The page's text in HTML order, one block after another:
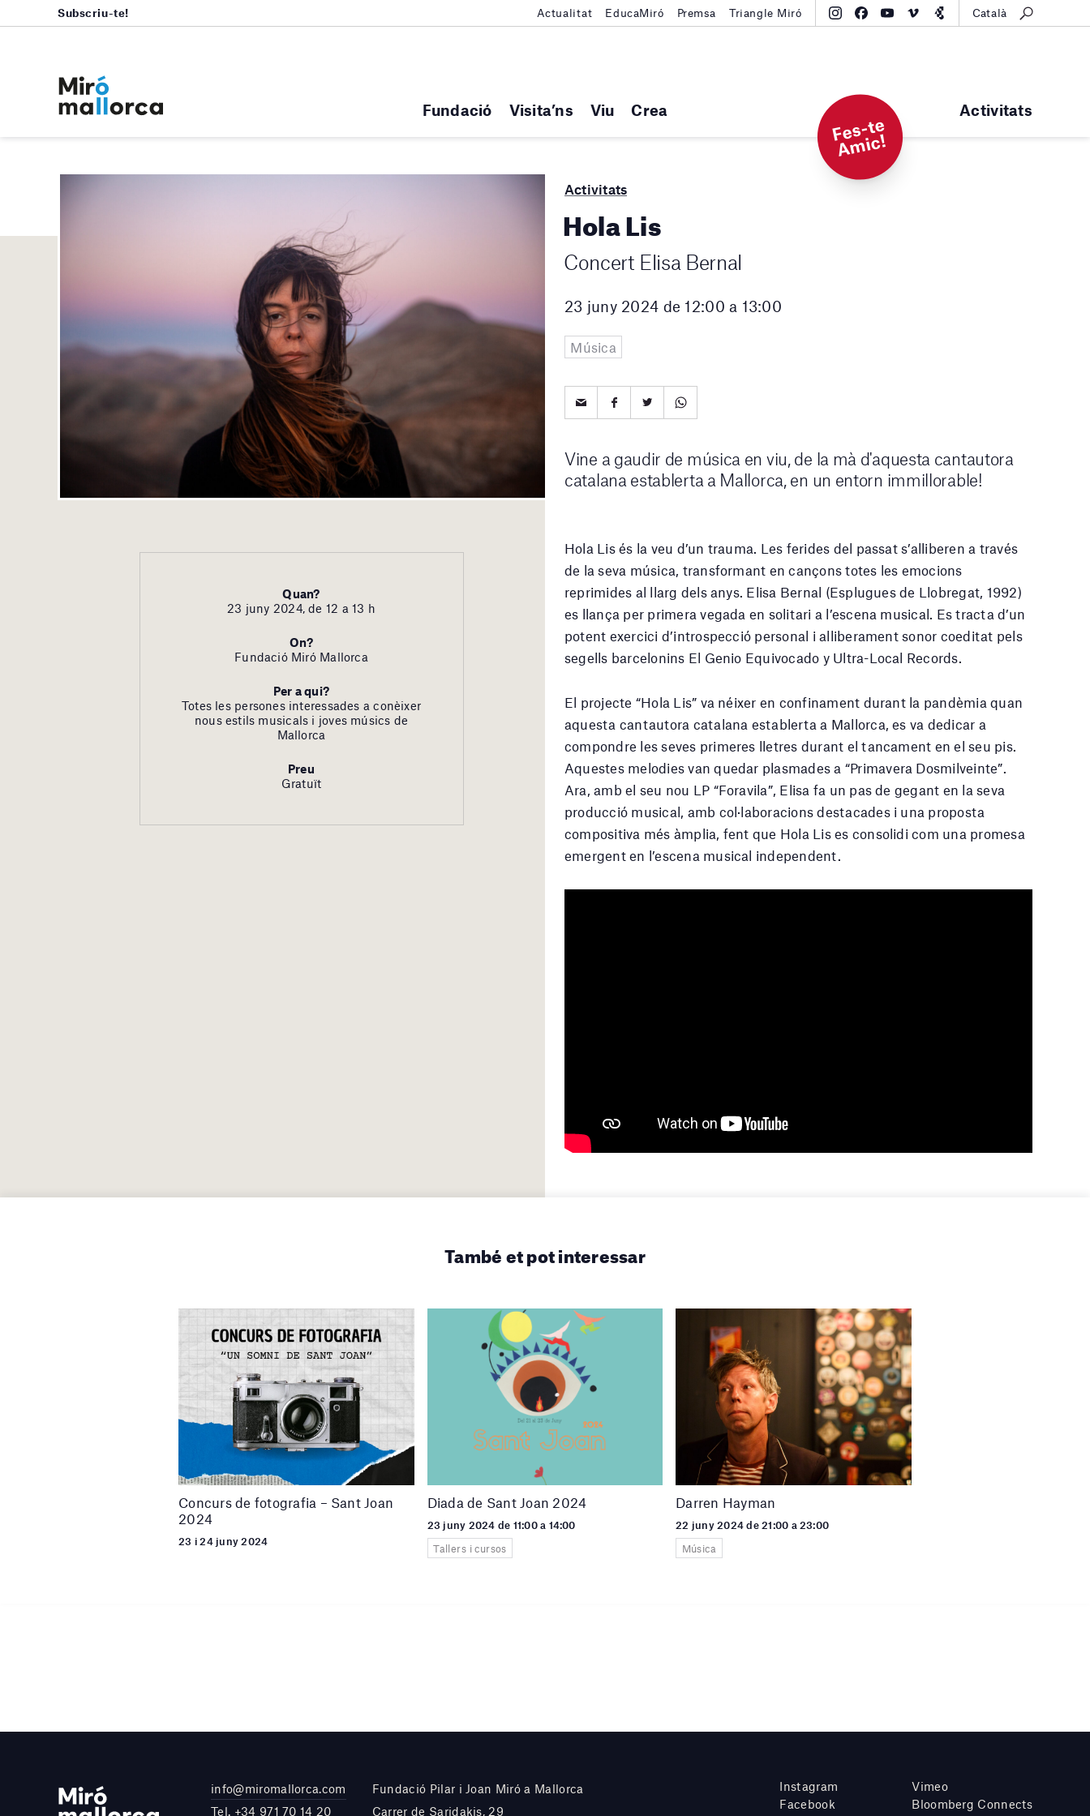
Fundació Visita’ns Viu Crea Activitats
Subscriu-te! Actualitat EducaMiró Premsa Triangle Miró Català
F
e
s-t
e
A
mi
c!
Quan?
23 juny 2024, de 12 a 13 h
On?
Fundació Miró Mallorca
Per a qui?
Totes les persones interessades a conèixer
nous estils musicals i joves músics de
Mallorca
Preu
Gratuït
Activitats
Hola Lis
Concert Elisa Bernal
23 juny 2024 de 12:00 a 13:00
Música
Vine a gaudir de música en viu, de la mà d'aquesta cantautora
catalana establerta a Mallorca, en un entorn immillorable!
Hola Lis és la veu d’un trauma. Les ferides del passat s’alliberen a través
de la seva música, transformant en cançons totes les emocions
reprimides al llarg dels anys. Elisa Bernal (Esplugues de Llobregat, 1992)
es llança per primera vegada en solitari a l’escena musical. Es tracta d’un
potent exercici d’introspecció personal i alliberament sonor coeditat pels
segells barcelonins El Genio Equivocado y Ultra-Local Records.
El projecte “Hola Lis” va néixer en confinament durant la pandèmia quan
aquesta cantautora catalana establerta a Mallorca, es va dedicar a
compondre les seves primeres lletres durant el tancament en el seu pis.
Aquestes melodies van quedar plasmades a “Primavera Dosmilveinte”.
Ara, amb el seu nou LP “Foravila”, Elisa fa un pas de gegant en la seva
producció musical, amb col·laboracions destacades i una proposta
compositiva més àmplia, fent que Hola Lis es consolidi com una promesa
emergent en l’escena musical independent.
També et pot interessar
Concurs de fotografia – Sant Joan
2024
23 i 24 juny 2024
Diada de Sant Joan 2024
23 juny 2024 de 11:00 a 14:00
Tallers i cursos
Darren Hayman
22 juny 2024 de 21:00 a 23:00
Música
info@miromallorca.com
Tel. +34 971 70 14 20
Fundació Pilar i Joan Miró a Mallorca
Carrer de Saridakis, 29
Instagram
Facebook
Vimeo
Bloomberg Connects